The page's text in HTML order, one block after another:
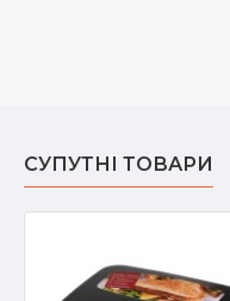
СУПУТНІ ТОВАРИ